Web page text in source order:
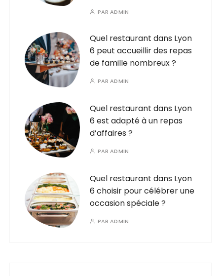
PARADMIN
Quel restaurant dans Lyon
6 peut accueillir des repas
de famille nombreux ?
PARADMIN
Quel restaurant dans Lyon
6 est adapté à un repas
d’affaires ?
PARADMIN
Quel restaurant dans Lyon
6 choisir pour célébrer une
occasion spéciale ?
PARADMIN